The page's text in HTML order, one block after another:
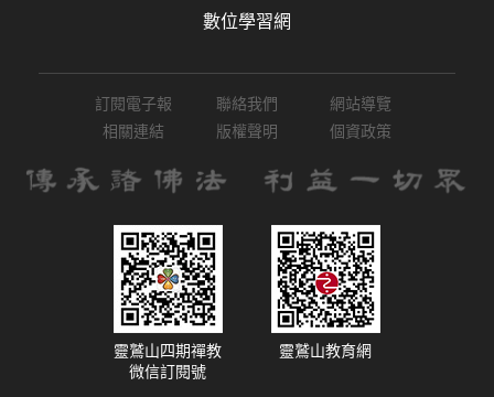
數位學習網
訂閱電子報 聯絡我們
網站導覽
相關連結
版權聲明 個資政策
靈鷲山四期禪教
微信訂閱號
靈鷲山教育網